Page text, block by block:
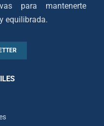
para mantenerte
equilibrada.